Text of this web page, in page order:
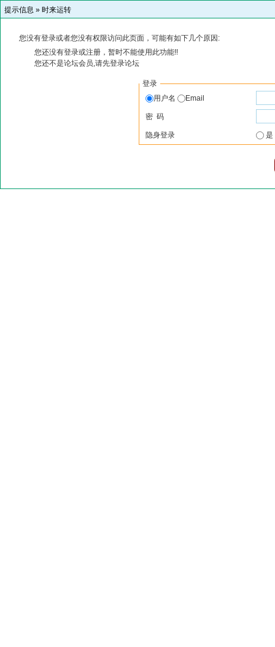
提示信息 » 时来运转
您没有登录或者您没有权限访问此页面，可能有如下几个原因:
您还没有登录或注册，暂时不能使用此功能!!
您还不是论坛会员,请先登录论坛
登录
用户名
Email
密 码
隐身登录